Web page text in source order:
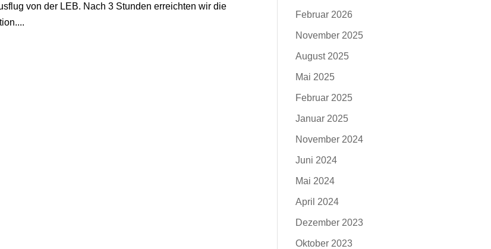
von der LEB. Nach 3 Stunden erreichten wir die
Februar 2026
November 2025
August 2025
Mai 2025
Februar 2025
Januar 2025
November 2024
Juni 2024
Mai 2024
April 2024
Dezember 2023
Oktober 2023